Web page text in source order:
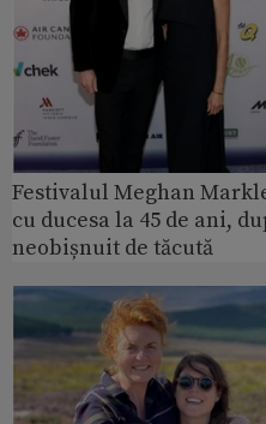
Festivalul Meghan
cu ducesa la 45 de ani,
neobișnuit de tăcută